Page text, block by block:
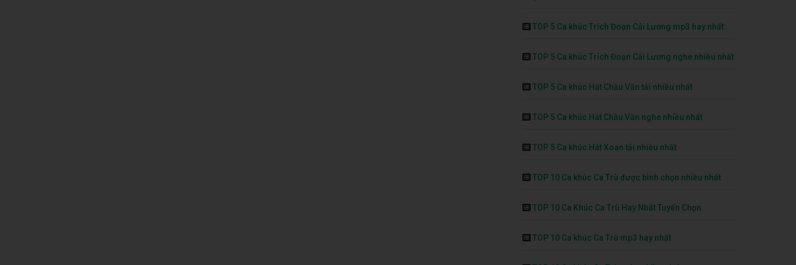
TOP 5 Ca khúc Trích Đoạn Cải Lương mp3 hay nhất
TOP 5 Ca khúc Trích Đoạn Cải Lương nghe nhiều nhất
TOP 5 Ca khúc Hát Chầu Văn tải nhiều nhất
TOP 5 Ca khúc Hát Chầu Văn nghe nhiều nhất
TOP 5 Ca khúc Hát Xoan tải nhiều nhất
TOP 10 Ca khúc Ca Trù được bình chọn nhiều nhất
TOP 10 Ca Khúc Ca Trù Hay Nhất Tuyển Chọn
TOP 10 Ca khúc Ca Trù mp3 hay nhất